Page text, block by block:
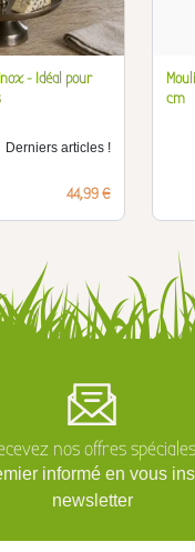
- Idéal pour
Derniers articles !
Prix
44,99 €
cm
nos offres spéciales
informé en vous
newsletter